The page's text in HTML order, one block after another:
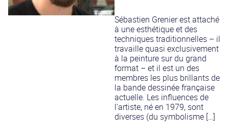
Sébastien Grenier est attaché
à une esthétique et des
techniques traditionnelles – il
travaille quasi exclusivement
à la peinture sur du grand
format – et il est un des
membres les plus brillants de
la bande dessinée française
actuelle. Les influences de
l’artiste, né en 1979, sont
diverses (du symbolisme […]